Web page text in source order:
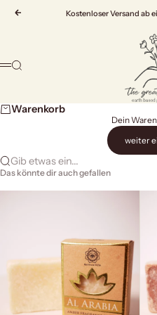
Zurück
Kostenloser Versand ab
The
Menü
Suche
Warenkorb
Dein
weiter
Gib etwas ein...
Das könnte dir auch gefallen